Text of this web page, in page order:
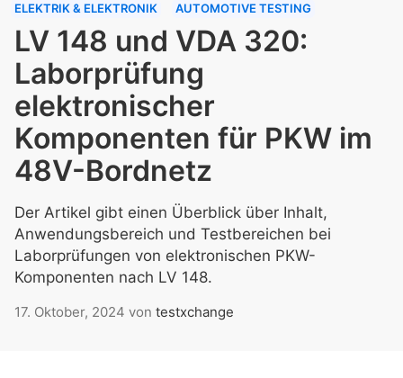
ELEKTRIK & ELEKTRONIK AUTOMOTIVE TESTING
LV 148 und VDA 320:
Laborprüfung
elektronischer
Komponenten für PKW im
48V-Bordnetz
Der Artikel gibt einen Überblick über Inhalt,
Anwendungsbereich und Testbereichen bei
Laborprüfungen von elektronischen PKW-
Komponenten nach LV 148.
17. Oktober, 2024 von testxchange